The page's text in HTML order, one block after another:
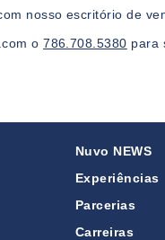
nosso escritório de
o786.708.5380 para
Nuvo NEWS
Experiências
Parcerias
Carreiras